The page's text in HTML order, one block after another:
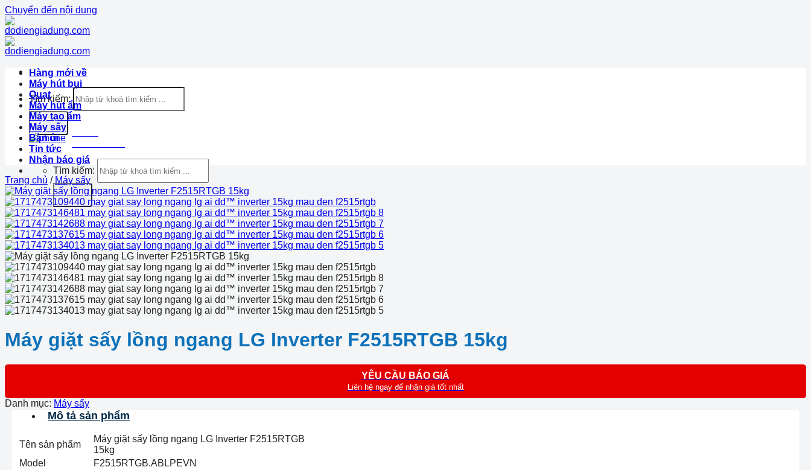
Chuyển đến nội dung
Tìm kiếm:
Tìm kiếm:
Hàng mới về
Máy hút bụi
Quạt
Máy hút ẩm
Máy tạo ẩm
Máy sấy
Bàn ủi
Tin tức
Nhận báo giá
Trang chủ / Máy sấy
Máy giặt sấy lồng ngang LG Inverter F2515RTGB 15kg
YÊU CẦU BÁO GIÁ
Liên hệ ngay để nhận giá tốt nhất
Danh mục: Máy sấy
Mô tả sản phẩm
Tên sản phẩm
Máy giặt sấy lồng ngang LG Inverter F2515RTGB
15kg
Model
F2515RTGB.ABLPEVN